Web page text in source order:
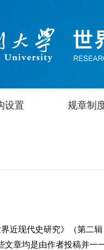
设置 规章制
近现代史研究》（第二
文章均是由作者投稿并